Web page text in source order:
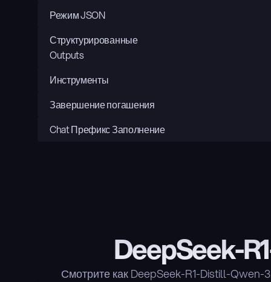
Режим JSON
Структурированные
Outputs
Инструменты
Завершение погашения
Chat Префикс Заполнение
DeepSeek-
Смотрите как DeepSeek-R1-Distill-